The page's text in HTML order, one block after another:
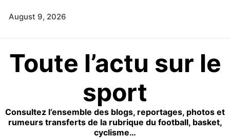
August 9, 2026
Toute l’actu sur le
sport
Consultez l’ensemble des blogs, reportages, photos et
rumeurs transferts de la rubrique du football, basket,
cyclisme…